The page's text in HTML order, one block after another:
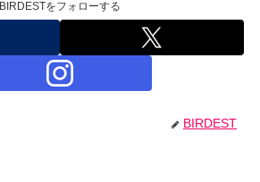
BIRDESTをフォローする
BIRDEST